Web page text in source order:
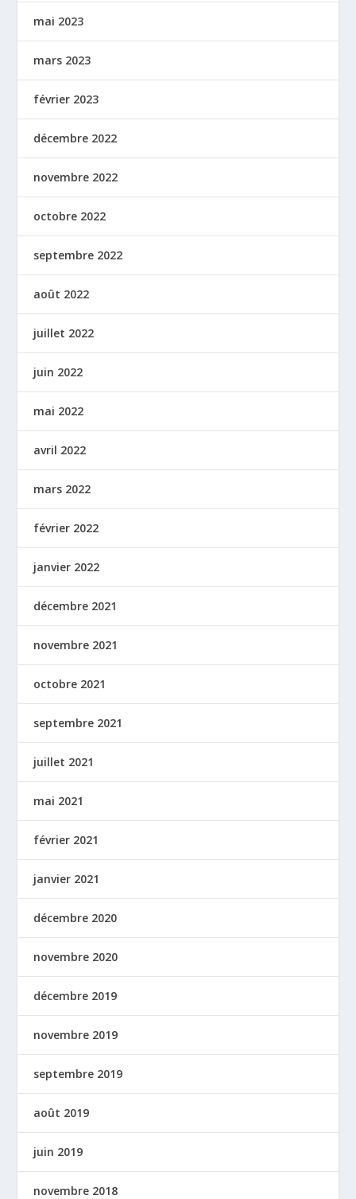
mai 2023
mars 2023
février 2023
décembre 2022
novembre 2022
octobre 2022
septembre 2022
août 2022
juillet 2022
juin 2022
mai 2022
avril 2022
mars 2022
février 2022
janvier 2022
décembre 2021
novembre 2021
octobre 2021
septembre 2021
juillet 2021
mai 2021
février 2021
janvier 2021
décembre 2020
novembre 2020
décembre 2019
novembre 2019
septembre 2019
août 2019
juin 2019
novembre 2018